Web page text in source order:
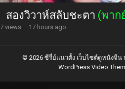
สองวิวาห์สลับชะตา (พาก
7 views · 17 hours ago
© 2026 ซีรี่ย์แนวตั้ง เว็บไซต์ดูหนังจี
WordPress Video